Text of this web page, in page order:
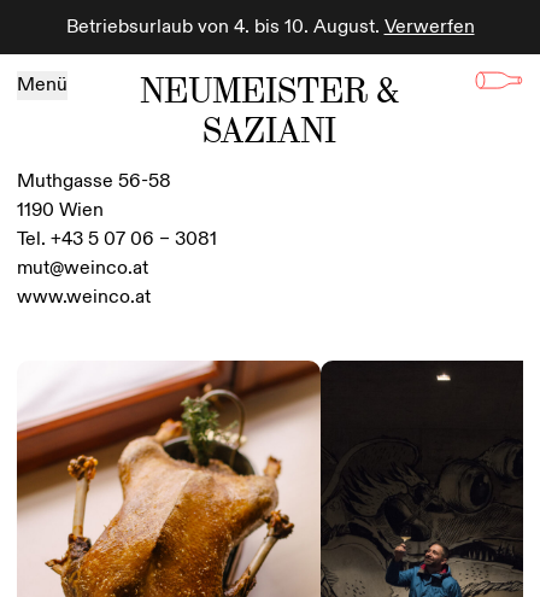
Betriebsurlaub von 4. bis 10. August. Verwerfen
Menü
NEUMEISTER &
SAZIANI
Muthgasse 56-58
1190 Wien
Tel. +43 5 07 06 – 3081
mut@weinco.at
www.weinco.at